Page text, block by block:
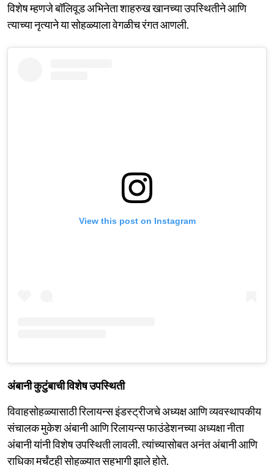
विशेष म्हणजे बॉलिवूड अभिनेता शाहरुख खानच्या उपस्थितीने आणि
त्याच्या नृत्याने या सोहळ्याला वेगळीच रंगत आणली.
View this post on Instagram
अंबानी कुटुंबाची विशेष उपस्थिती
विवाहसोहळ्यासाठी रिलायन्स इंडस्ट्रीजचे अध्यक्ष आणि व्यवस्थापकीय
संचालक मुकेश अंबानी आणि रिलायन्स फाउंडेशनच्या अध्यक्षा नीता
अंबानी यांनी विशेष उपस्थिती लावली. त्यांच्यासोबत अनंत अंबानी आणि
राधिका मर्चंटही सोहळ्यात सहभागी झाले होते.